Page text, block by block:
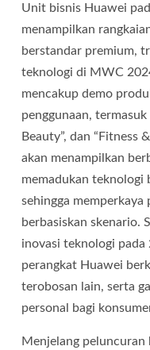
Unit bisnis Huawei
menampilkan
berstandar premium,
teknologi di MWC
mencakup demo
penggunaan,
Beauty”, dan “Fitness
akan menampilkan
memadukan teknologi
sehingga memperkaya
berbasiskan skenario.
inovasi teknologi pada
perangkat Huawei
terobosan lain, serta
personal bagi
Menjelang peluncuran